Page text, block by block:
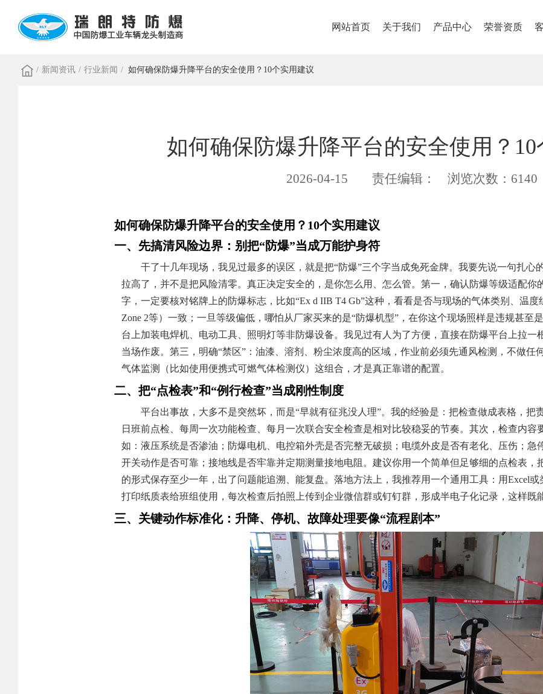
网站首页 关于我们 产品中心 荣誉资质
/ 新闻资讯 / 行业新闻 / 如何确保防爆升降平台的安全使用？10个实用建议
如何确保防爆升降平台的安全使用？10
2026-04-15 责任编辑： 浏览次数：6140
如何确保防爆升降平台的安全使用？10个实用建议
一、先搞清风险边界：别把“防爆”当成万能护身符
干了十几年现场，我见过最多的误区，就是把“防爆”三个字当成免死金牌。我要先说一句扎心
拉高了，并不是把风险清零。真正决定安全的，是你怎么用、怎么管。第一，确认防爆等级适配你
字，一定要核对铭牌上的防爆标志，比如“Ex d IIB T4 Gb”这种，看看是否与现场的气体类别、温度
Zone 2等）一致；一旦等级偏低，哪怕从厂家买来的是“防爆机型”，在你这个现场照样是违规甚至
台上加装电焊机、电动工具、照明灯等非防爆设备。我见过有人为了方便，直接在防爆平台上拉一
当场作废。第三，明确“禁区”：油漆、溶剂、粉尘浓度高的区域，作业前必须先通风检测，不做任
气体监测（比如使用便携式可燃气体检测仪）这组合，才是真正靠谱的配置。
二、把“点检表”和“例行检查”当成刚性制度
平台出事故，大多不是突然坏，而是“早就有征兆没人理”。我的经验是：把检查做成表格，把
日班前点检、每周一次功能检查、每月一次联合安全检查是相对比较稳妥的节奏。其次，检查内容
如：液压系统是否渗油；防爆电机、电控箱外壳是否完整无破损；电缆外皮是否有老化、压伤；急
开关动作是否可靠；接地线是否牢靠并定期测量接地电阻。建议你用一个简单但足够细的点检表，
的形式保存至少一年，出了问题能追溯、能复盘。落地方法上，我推荐用一个通用工具：用Excel或
打印纸质表给班组使用，每次检查后拍照上传到企业微信群或钉钉群，形成半电子化记录，这样既
三、关键动作标准化：升降、停机、故障处理要像“流程剧本”